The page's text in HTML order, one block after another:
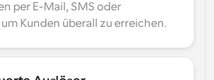
per E-Mail, SMS oder
Kunden überall zu erreichen.